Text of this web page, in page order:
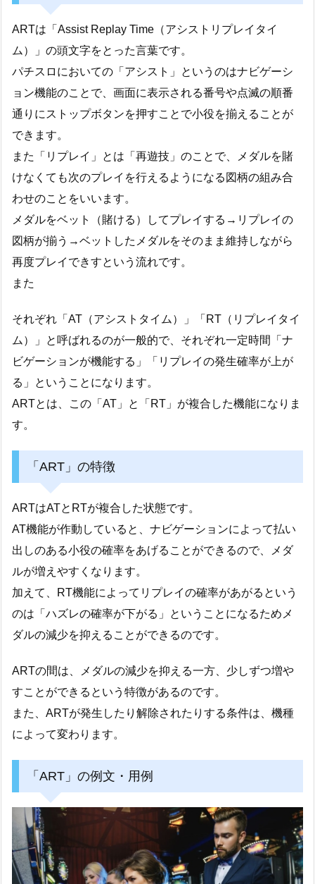
ARTは「Assist Replay Time（アシストリプレイタイ
ム）」の頭文字をとった言葉です。
パチスロにおいての「アシスト」というのはナビゲーシ
ョン機能のことで、画面に表示される番号や点滅の順番
通りにストップボタンを押すことで小役を揃えることが
できます。
また「リプレイ」とは「再遊技」のことで、メダルを賭
けなくても次のプレイを行えるようになる図柄の組み合
わせのことをいいます。
メダルをベット（賭ける）してプレイする→リプレイの
図柄が揃う→ベットしたメダルをそのまま維持しながら
再度プレイできすという流れです。
また
それぞれ「AT（アシストタイム）」「RT（リプレイタイ
ム）」と呼ばれるのが一般的で、それぞれ一定時間「ナ
ビゲーションが機能する」「リプレイの発生確率が上が
る」ということになります。
ARTとは、この「AT」と「RT」が複合した機能になりま
す。
「ART」の特徴
ARTはATとRTが複合した状態です。
AT機能が作動していると、ナビゲーションによって払い
出しのある小役の確率をあげることができるので、メダ
ルが増えやすくなります。
加えて、RT機能によってリプレイの確率があがるという
のは「ハズレの確率が下がる」ということになるためメ
ダルの減少を抑えることができるのです。
ARTの間は、メダルの減少を抑える一方、少しずつ増や
すことができるという特徴があるのです。
また、ARTが発生したり解除されたりする条件は、機種
によって変わります。
「ART」の例文・用例